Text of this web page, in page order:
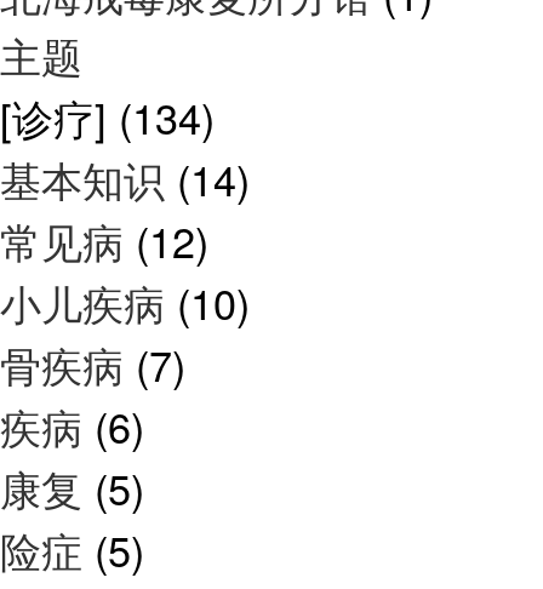
主题
[诊疗] (134)
基本知识 (14)
常见病 (12)
小儿疾病 (10)
骨疾病 (7)
疾病 (6)
康复 (5)
险症 (5)